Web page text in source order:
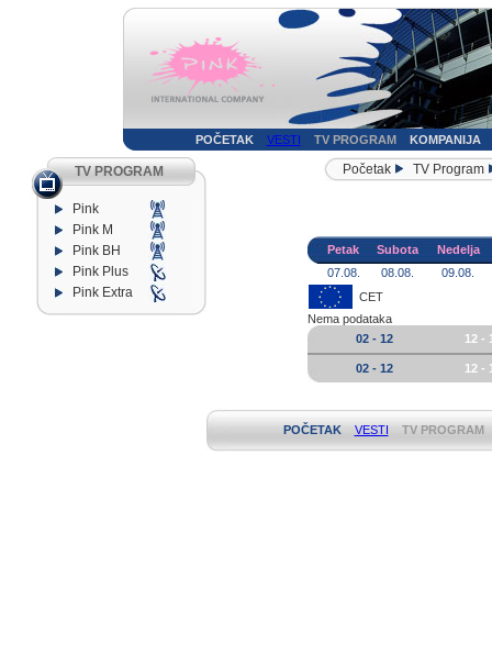
POČETAK VESTI TV PROGRAM KOMPANIJA
TV PROGRAM
Pink
Pink M
Pink BH
Pink Plus
Pink Extra
Početak TV Program
Petak Subota
Nedelja
07.08.
08.08.
09.08.
CET
Nema podataka
02 - 12
12 -
02 - 12 12 -
POČETAK VESTI TV PROGRAM